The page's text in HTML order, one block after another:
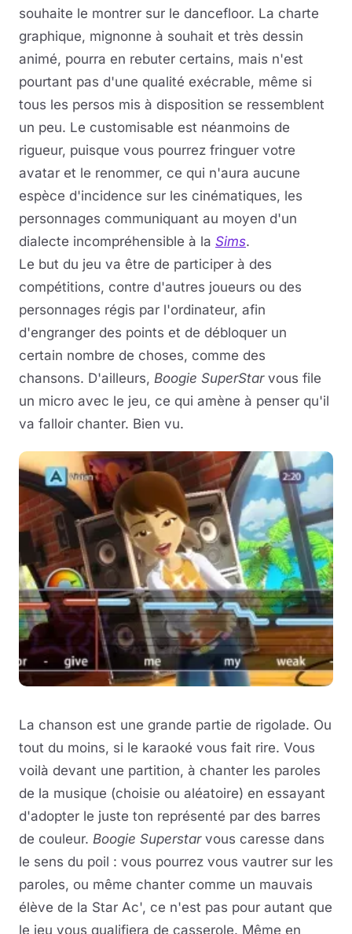
souhaite le montrer sur le dancefloor. La charte
graphique, mignonne à souhait et très dessin
animé, pourra en rebuter certains, mais n'est
pourtant pas d'une qualité exécrable, même si
tous les persos mis à disposition se ressemblent
un peu. Le customisable est néanmoins de
rigueur, puisque vous pourrez fringuer votre
avatar et le renommer, ce qui n'aura aucune
espèce d'incidence sur les cinématiques, les
personnages communiquant au moyen d'un
dialecte incompréhensible à la Sims.
Le but du jeu va être de participer à des
compétitions, contre d'autres joueurs ou des
personnages régis par l'ordinateur, afin
d'engranger des points et de débloquer un
certain nombre de choses, comme des
chansons. D'ailleurs, Boogie SuperStarvous file
un micro avec le jeu, ce qui amène à penser qu'il
va falloir chanter. Bien vu.
La chanson est une grande partie de rigolade. Ou
tout du moins, si le karaoké vous fait rire. Vous
voilà devant une partition, à chanter les paroles
de la musique (choisie ou aléatoire) en essayant
d'adopter le juste ton représenté par des barres
de couleur. Boogie Superstarvous caresse dans
le sens du poil : vous pourrez vous vautrer sur les
paroles, ou même chanter comme un mauvais
élève de la Star Ac', ce n'est pas pour autant que
le jeu vous qualifiera de casserole. Même en